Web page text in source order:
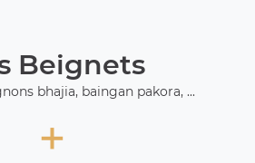
Beignets
bhajia, baingan pakora, ...
+